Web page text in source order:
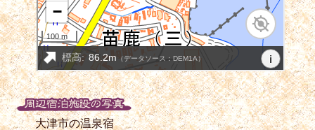
大津市の温泉宿